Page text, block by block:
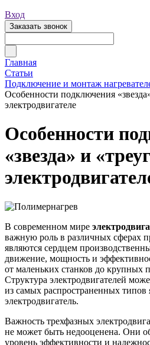
Вход
Заказать звонок
Главная
Статьи
Подключение и монтаж
Особенности подключения
электродвигателе
Особенности
«звезда» и
В современном мире
важную роль в различных сферах
являются сердцем
движение, мощность и
от маленьких станков до крупных
Структура электродвигателей
из самых распространенных типов
электродвигатель.
Важность трехфазных
не может быть недооценена. Они
уровень эффективности и